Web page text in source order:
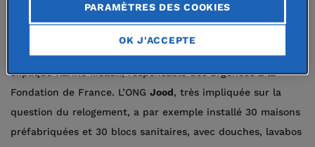
pour trouver des solutions adaptées de renforcement et
les habitants puissent s’y réinstaller en toute sécurité »,
explique Karine Meaux, responsable des urgences à la
Fondation de France. L’ONG Jood, très impliquée sur la
question du relogement, a par exemple installé 30 maisons
préfabriquées et 30 blocs sanitaires, avec douches, lavabos
PARAMÈTRES DES COOKIES
OK J'ACCEPTE